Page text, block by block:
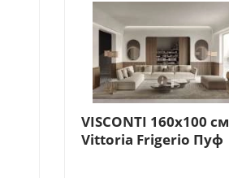
VISCONTI 160х100 см
Vittoria Frigerio Пуф